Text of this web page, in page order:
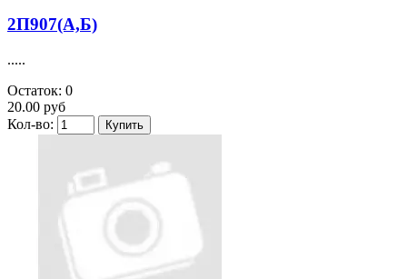
2П907(А,Б)
.....
Остаток: 0
20.00 руб
Кол-во: